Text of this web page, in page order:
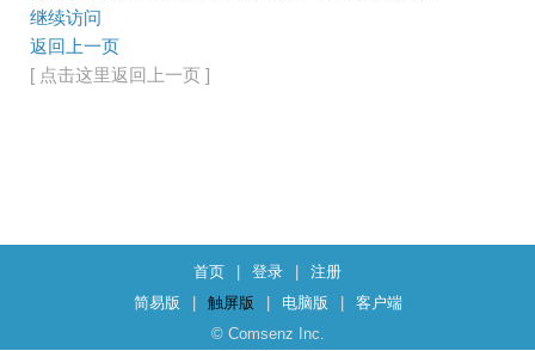
继续访问
返回上一页
[ 点击这里返回上一页 ]
首页 登录
注册
简易版
触屏版 电脑版
客户端
© Comsenz Inc.